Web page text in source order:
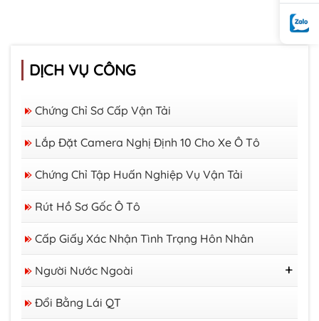
DỊCH VỤ CÔNG
Chứng Chỉ Sơ Cấp Vận Tải
Lắp Đặt Camera Nghị Định 10 Cho Xe Ô Tô
Chứng Chỉ Tập Huấn Nghiệp Vụ Vận Tải
Rút Hồ Sơ Gốc Ô Tô
Cấp Giấy Xác Nhận Tình Trạng Hôn Nhân
Người Nước Ngoài
Thị Thực
Thẻ Tạm Trú
Đổi Bằng Lái QT